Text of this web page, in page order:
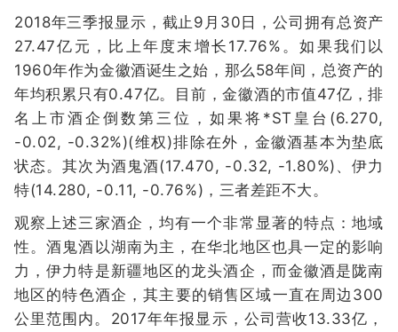
2018年三季报显示，截止9月30日，公司拥有总资产
27.47亿元，比上年度末增长17.76%。如果我们以
1960年作为金徽酒诞生之始，那么58年间，总资产的
年均积累只有0.47亿。目前，金徽酒的市值47亿，排
名上市酒企倒数第三位，如果将*ST皇台(6.270,
-0.02, -0.32%)(维权)排除在外，金徽酒基本为垫底
状态。其次为酒鬼酒(17.470, -0.32, -1.80%)、伊力
特(14.280, -0.11, -0.76%)，三者差距不大。
观察上述三家酒企，均有一个非常显著的特点：地域
性。酒鬼酒以湖南为主，在华北地区也具一定的影响
力，伊力特是新疆地区的龙头酒企，而金徽酒是陇南
地区的特色酒企，其主要的销售区域一直在周边300
公里范围内。2017年年报显示，公司营收13.33亿，